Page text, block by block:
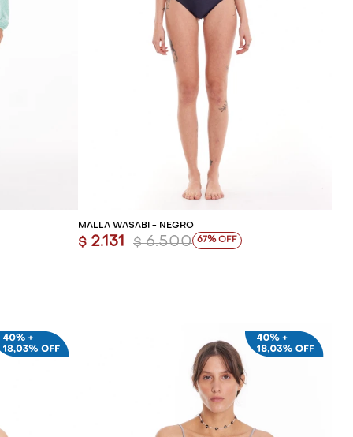
AGREGAR AL CARRITO
MALLA WASABI - NEGRO
$ 2.131 $ 6.500 67